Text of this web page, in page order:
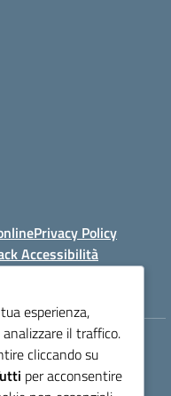
Privacy Policy
Accessibilità
esperienza,
il traffico.
cliccando su
per acconsentire